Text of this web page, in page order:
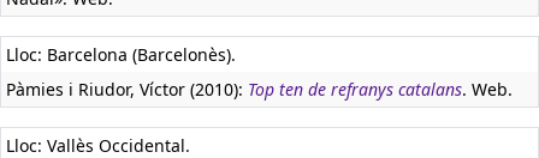
Lloc: Barcelona (Barcelonès).
Pàmies i Riudor, Víctor (2010): Top ten de refranys catalans. Web.
Lloc: Vallès Occidental.